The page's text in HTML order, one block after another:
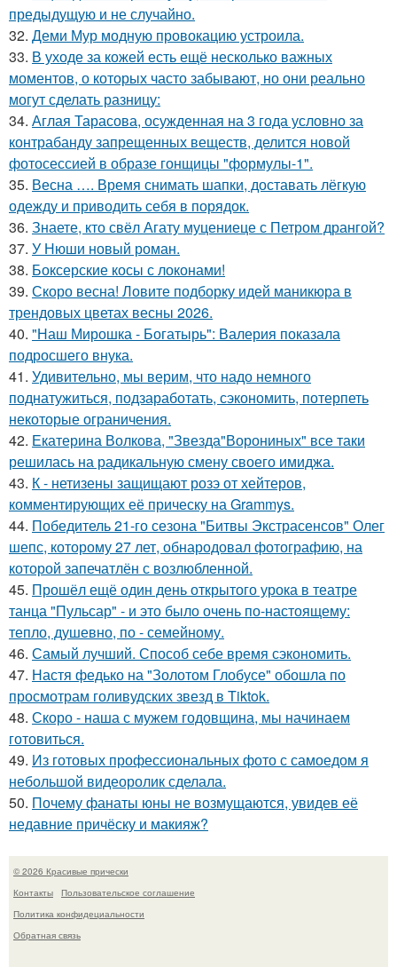
предыдущую и не случайно.
32. Деми Мур модную провокацию устроила.
33. В уходе за кожей есть ещё несколько важных
моментов, о которых часто забывают, но они реально
могут сделать разницу:
34. Аглая Тарасова, осужденная на 3 года условно за
контрабанду запрещенных веществ, делится новой
фотосессией в образе гонщицы "формулы-1".
35. Весна …. Время снимать шапки, доставать лёгкую
одежду и приводить себя в порядок.
36. Знаете, кто свёл Агату муцениеце с Петром дрангой?
37. У Нюши новый роман.
38. Боксерские косы с локонами!
39. Скоро весна! Ловите подборку идей маникюра в
трендовых цветах весны 2026.
40. "Наш Мирошка - Богатырь": Валерия показала
подросшего внука.
41. Удивительно, мы верим, что надо немного
поднатужиться, подзаработать, сэкономить, потерпеть
некоторые ограничения.
42. Екатерина Волкова, "Звезда"Ворониных" все таки
решилась на радикальную смену своего имиджа.
43. К - нетизены защищают розэ от хейтеров,
комментирующих её прическу на Grammys.
44. Победитель 21-го сезона "Битвы Экстрасенсов" Олег
шепс, которому 27 лет, обнародовал фотографию, на
которой запечатлён с возлюбленной.
45. Прошёл ещё один день открытого урока в театре
танца "Пульсар" - и это было очень по-настоящему:
тепло, душевно, по - семейному.
46. Самый лучший. Способ себе время сэкономить.
47. Настя федько на "Золотом Глобусе" обошла по
просмотрам голивудских звезд в Tiktok.
48. Скоро - наша с мужем годовщина, мы начинаем
готовиться.
49. Из готовых профессиональных фото с самоедом я
небольшой видеоролик сделала.
50. Почему фанаты юны не возмущаются, увидев её
недавние причёску и макияж?
© 2026 Красивые прически
Контакты
Пользовательское соглашение
Политика конфидециальности
Обратная связь